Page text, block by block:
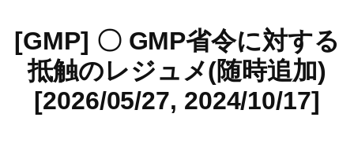
[GMP] 〇 GMP省令に対する
抵触のレジュメ(随時追加)
[2026/05/27, 2024/10/17]